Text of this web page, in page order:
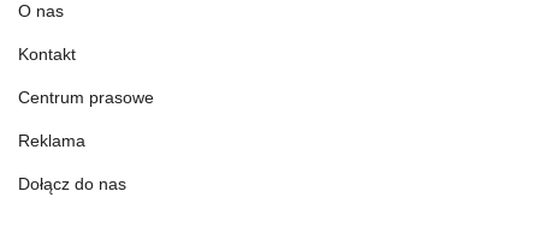
O nas
Kontakt
Centrum prasowe
Reklama
Dołącz do nas